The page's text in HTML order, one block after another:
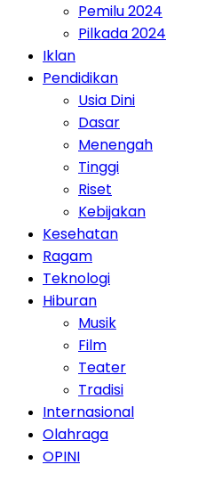
Pemilu 2024
Pilkada 2024
Iklan
Pendidikan
Usia Dini
Dasar
Menengah
Tinggi
Riset
Kebijakan
Kesehatan
Ragam
Teknologi
Hiburan
Musik
Film
Teater
Tradisi
Internasional
Olahraga
OPINI